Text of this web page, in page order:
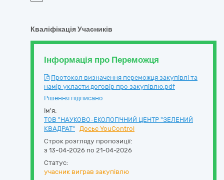
Кваліфікація Учасників
Інформація про Переможця
Протокол визначення переможця закупівлі та
намір укласти договір про закупівлю.pdf
Рішення підписано
Ім'я:
ТОВ "НАУКОВО-ЕКОЛОГІЧНИЙ ЦЕНТР "ЗЕЛЕНИЙ
КВАДРАТ"
Досьє YouControl
Строк розгляду пропозиції:
з 13-04-2026 по 21-04-2026
Статус:
учасник виграв закупівлю